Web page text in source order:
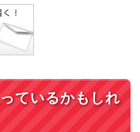
ているかもしれ